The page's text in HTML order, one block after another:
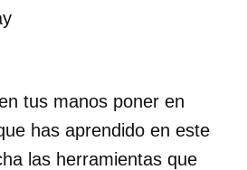
tus manos poner en
has aprendido en este
las herramientas que